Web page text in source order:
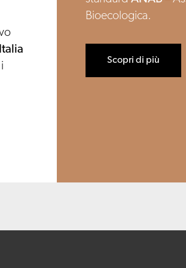
Italia
Bioecologica.
Scopri di più